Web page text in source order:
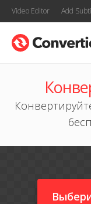
Video Editor Add